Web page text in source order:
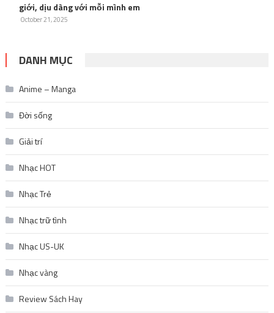
giới, dịu dàng với mỗi mình em
October 21, 2025
DANH MỤC
Anime – Manga
Đời sống
Giải trí
Nhạc HOT
Nhạc Trẻ
Nhạc trữ tình
Nhạc US-UK
Nhạc vàng
Review Sách Hay